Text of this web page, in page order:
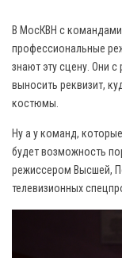
В МосКВН с
профессиональные
знают эту сцену. Они
выносить реквизит,
костюмы.
Ну а у команд,
будет возможность
режиссером Высшей,
телевизионных